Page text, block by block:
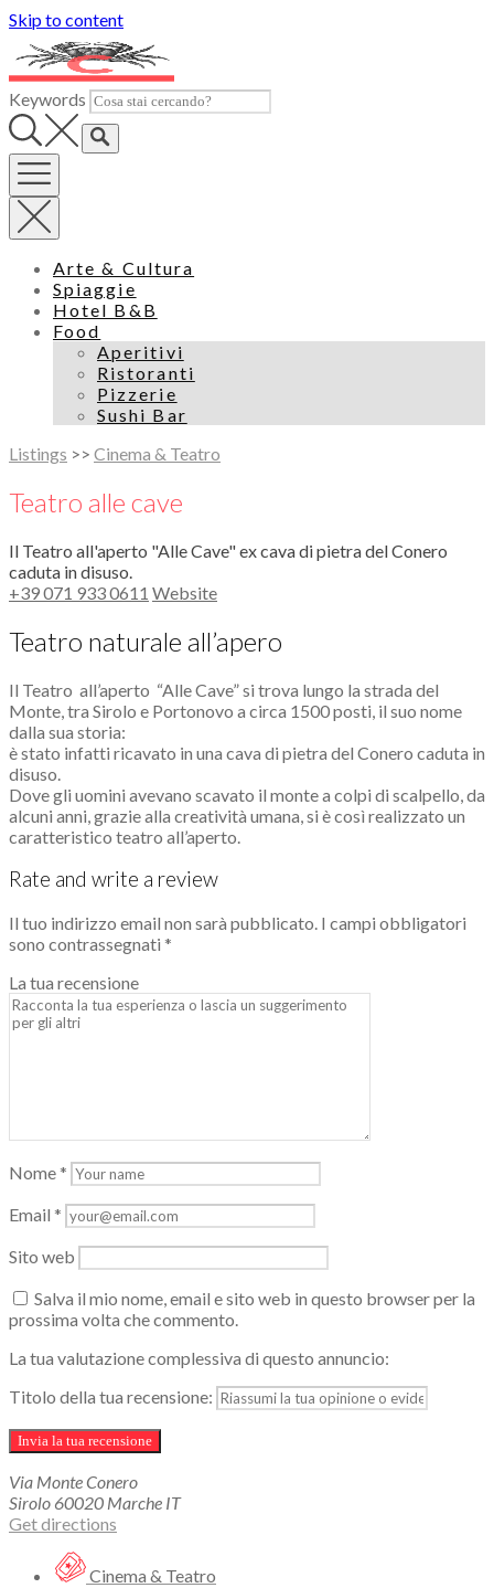
Skip to content
Keywords
Arte & Cultura
Spiaggie
Hotel B&B
Food
Aperitivi
Ristoranti
Pizzerie
Sushi Bar
Listings >> Cinema & Teatro
Teatro alle cave
Il Teatro all'aperto "Alle Cave" ex cava di pietra del Conero
caduta in disuso.
+39 071 933 0611 Website
Teatro naturale all’apero
Il Teatro all’aperto “Alle Cave” si trova lungo la strada del
Monte, tra Sirolo e Portonovo a circa 1500 posti, il suo nome
dalla sua storia:
è stato infatti ricavato in una cava di pietra del Conero caduta in
disuso.
Dove gli uomini avevano scavato il monte a colpi di scalpello, da
alcuni anni, grazie alla creatività umana, si è così realizzato un
caratteristico teatro all’aperto.
Rate and write a review
Il tuo indirizzo email non sarà pubblicato. I campi obbligatori
sono contrassegnati *
La tua recensione
Nome*
Email *
Sito web
Salva il mio nome, email e sito web in questo browser per la
prossima volta che commento.
La tua valutazione complessiva di questo annuncio:
Titolo della tua recensione:
Via Monte Conero
Sirolo 60020 Marche IT
Get directions
Cinema & Teatro